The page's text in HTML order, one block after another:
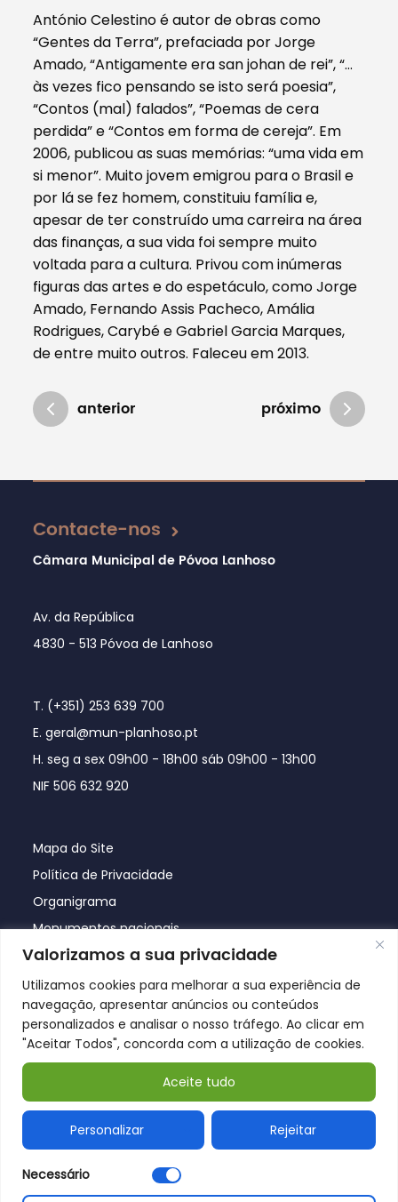
Valorizamos a sua privacidade
Utilizamos cookies para melhorar a sua experiência de
navegação, apresentar anúncios ou conteúdos
personalizados e analisar o nosso tráfego. Ao clicar em
"Aceitar Todos", concorda com a utilização de cookies.
Personalizar Rejeitar
Aceite tudo
Necessário
António Celestino é autor de obras como
“Gentes da Terra”, prefaciada por Jorge
Amado, “Antigamente era san johan de rei”, “…
às vezes fico pensando se isto será poesia”,
“Contos (mal) falados”, “Poemas de cera
perdida” e “Contos em forma de cereja”. Em
2006, publicou as suas memórias: “uma vida em
si menor”. Muito jovem emigrou para o Brasil e
por lá se fez homem, constituiu família e,
apesar de ter construído uma carreira na área
das finanças, a sua vida foi sempre muito
voltada para a cultura. Privou com inúmeras
figuras das artes e do espetáculo, como Jorge
Amado, Fernando Assis Pacheco, Amália
Rodrigues, Carybé e Gabriel Garcia Marques,
de entre muito outros. Faleceu em 2013.
anterior próximo
Atualizado em 05/04/2019
Contacte-nos
Câmara Municipal de Póvoa Lanhoso
Av. da República
4830 - 513 Póvoa de Lanhoso
T. (+351) 253 639 700
E. geral@mun-planhoso.pt
H. seg a sex 09h00 - 18h00 sáb 09h00 - 13h00
NIF 506 632 920
Mapa do Site
Política de Privacidade
Organigrama
Monumentos nacionais
© Póvoa de Lanhoso 2026